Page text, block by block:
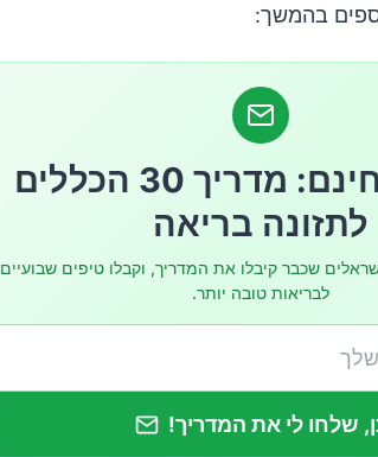
בהמשך:
🎁 קבלו חינם: מדריך 30 הכללים
לתזונה בריאה
ל-46,000 ישראלים שכבר קיבלו את המדריך, וקבלו טיפים שבועיים
לבריאות טובה יותר.
שלחו לי את המדריך!